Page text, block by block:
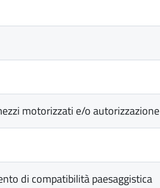
motorizzati e/o
di compatibilità paesaggistica